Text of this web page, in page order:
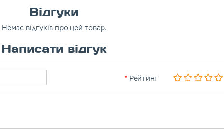
Відгуки
Немає відгуків про цей товар.
Написати відгук
Рейтинг